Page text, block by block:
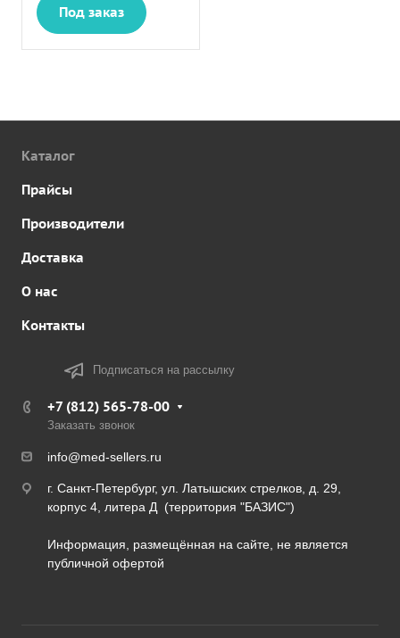
Под заказ
Каталог
Прайсы
Производители
Доставка
О нас
Контакты
Подписаться на рассылку
+7 (812) 565-78-00
Заказать звонок
info@med-sellers.ru
г. Санкт-Петербург, ул. Латышских стрелков, д. 29,
корпус 4, литера Д (территория "БАЗИС")
Информация, размещённая на сайте, не является
публичной офертой